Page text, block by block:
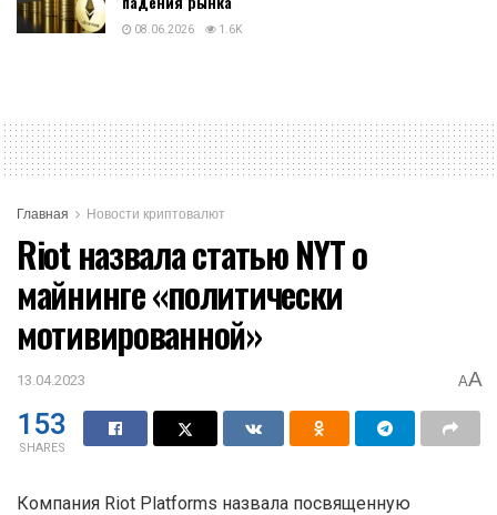
08.06.2026 1.6K
Главная Новости криптовалют
Riot назвала статью NYT о
майнинге «политически
мотивированной»
13.04.2023 AA
153
SHARES
Компания Riot Platforms назвала посвященную